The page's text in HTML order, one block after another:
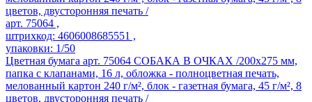
арт. 75064 ,
штрихкод: 4606008685551 ,
упаковки: 1/50
Цветная бумага арт. 75064 СОБАКА В ОЧКАХ /200x275 мм,
папка с клапанами, 16 л, обложка - полноцветная печать,
мелованный картон 240 г/м², блок - газетная бумага, 45 г/м², 8
цветов, двусторонняя печать /